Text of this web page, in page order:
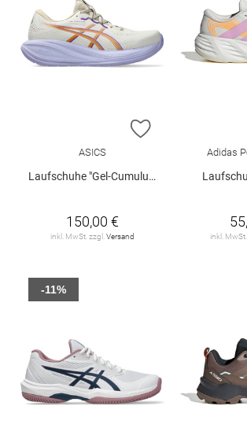
ZUR
ASICS
Laufschuhe "Gel-Cumulus 28"
150,00 €
inkl. MwSt. zzgl. Versand
Adidas
inkl. MwSt.
-11%